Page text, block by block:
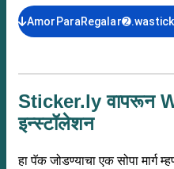
Sticker.ly वापरून
इन्स्टॉलेशन
हा पॅक जोडण्याचा एक सोपा मार्ग